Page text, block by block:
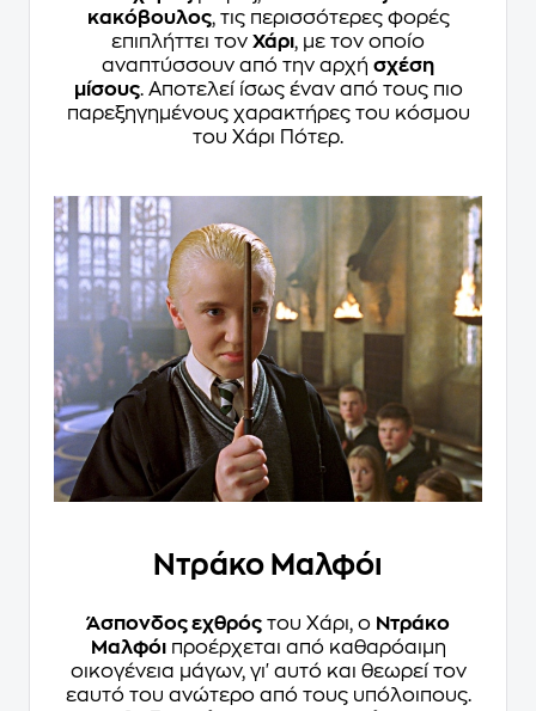
κακόβουλος, τις περισσότερες φορές
επιπλήττει τον Χάρι, με τον οποίο
αναπτύσσουν από την αρχή σχέση
μίσους. Αποτελεί ίσως έναν από τους πιο
παρεξηγημένους χαρακτήρες του κόσμου
του Χάρι Πότερ.
Ντράκο Μαλφόι
Άσπονδος εχθρός του Χάρι, ο Ντράκο
Μαλφόιπροέρχεται από καθαρόαιμη
οικογένεια μάγων, γι' αυτό και θεωρεί τον
εαυτό του ανώτερο από τους υπόλοιπους.